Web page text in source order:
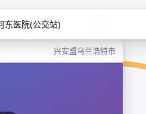
兴安盟乌兰浩特市